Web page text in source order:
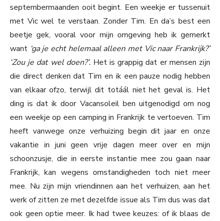
septembermaanden ooit begint. Een weekje er tussenuit
met Vic wel te verstaan. Zonder Tim. En da’s best een
beetje gek, vooral voor mijn omgeving heb ik gemerkt
want ‘ga je echt helemaal alleen met Vic naar Frankrijk?’
‘Zou je dat wel doen?’. Het is grappig dat er mensen zijn
die direct denken dat Tim en ik een pauze nodig hebben
van elkaar ofzo, terwijl dit totáál niet het geval is. Het
ding is dat ik door Vacansoleil ben uitgenodigd om nog
een weekje op een camping in Frankrijk te vertoeven. Tim
heeft vanwege onze verhuizing begin dit jaar en onze
vakantie in juni geen vrije dagen meer over en mijn
schoonzusje, die in eerste instantie mee zou gaan naar
Frankrijk, kan wegens omstandigheden toch niet meer
mee. Nu zijn mijn vriendinnen aan het verhuizen, aan het
werk of zitten ze met dezelfde issue als Tim dus was dat
ook geen optie meer. Ik had twee keuzes: of ik blaas de